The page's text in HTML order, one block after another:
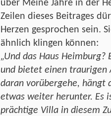
über Meine Jahre in der
Zeilen dieses Beitrages
Herzen gesprochen sein.
ähnlich klingen können:
„Und das Haus
und bietet einen traurigen
daran vorübergehe, hängt
etwas weiter herunter. Es
prächtige Villa in diesem